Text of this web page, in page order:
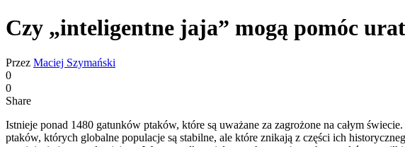
Czy „inteligentne jaja” mogą pomóc
Przez Maciej Szymański
0
0
Share
Istnieje ponad 1480 gatunków ptaków, które są uważane za zagrożone na całym
ptaków, których globalne populacje są stabilne, ale które znikają z części ich